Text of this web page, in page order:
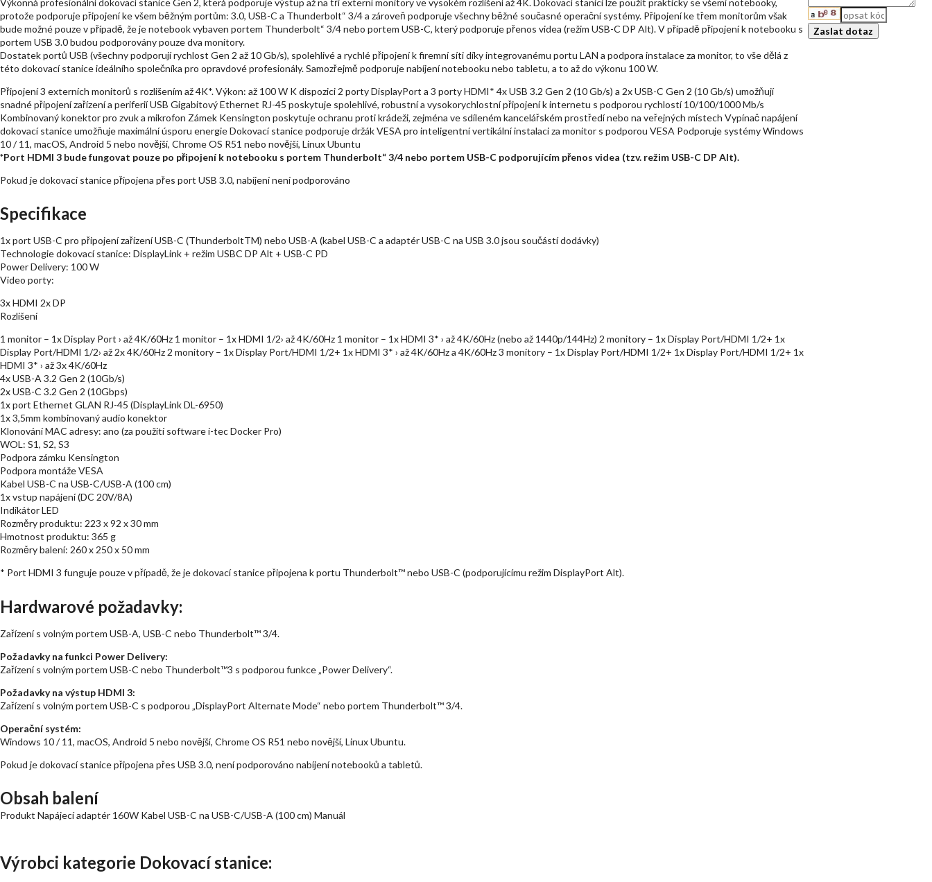
protože podporuje připojení ke všem běžným portům: 3.0, USB-C a Thunderbolt“ 3/4 a zároveň podporuje všechny běžné současné operační systémy. Připojení ke třem monitorům však
bude možné pouze v případě, že je notebook vybaven portem Thunderbolt“ 3/4 nebo portem USB-C, který podporuje přenos videa (režim USB-C DP Alt). V případě připojení k notebooku s
portem USB 3.0 budou podporovány pouze dva monitory.
Dostatek portů USB (všechny podporují rychlost Gen 2 až 10 Gb/s), spolehlivé a rychlé připojení k firemní síti díky integrovanému portu LAN a podpora instalace za monitor, to vše dělá z
této dokovací stanice ideálního společníka pro opravdové profesionály. Samozřejmě podporuje nabíjení notebooku nebo tabletu, a to až do výkonu 100 W.
Připojení 3 externích monitorů s rozlišením až 4K*. Výkon: až 100 W K dispozici 2 porty DisplayPort a 3 porty HDMI* 4x USB 3.2 Gen 2 (10 Gb/s) a 2x USB-C Gen 2 (10 Gb/s) umožňují
snadné připojení zařízení a periferií USB Gigabitový Ethernet RJ-45 poskytuje spolehlivé, robustní a vysokorychlostní připojení k internetu s podporou rychlostí 10/100/1000 Mb/s
Kombinovaný konektor pro zvuk a mikrofon Zámek Kensington poskytuje ochranu proti krádeži, zejména ve sdíleném kancelářském prostředí nebo na veřejných místech Vypínač napájení
dokovací stanice umožňuje maximální úsporu energie Dokovací stanice podporuje držák VESA pro inteligentní vertikální instalaci za monitor s podporou VESA Podporuje systémy Windows
10 / 11, macOS, Android 5 nebo novější, Chrome OS R51 nebo novější, Linux Ubuntu
*Port HDMI 3 bude fungovat pouze po připojení k notebooku s portem Thunderbolt“ 3/4 nebo portem USB-C podporujícím přenos videa (tzv. režim USB-C DP Alt).
Pokud je dokovací stanice připojena přes port USB 3.0, nabíjení není podporováno
Specifikace
1x port USB-C pro připojení zařízení USB-C (ThunderboltTM) nebo USB-A (kabel USB-C a adaptér USB-C na USB 3.0 jsou součástí dodávky)
Technologie dokovací stanice: DisplayLink + režim USBC DP Alt + USB-C PD
Power Delivery: 100 W
Video porty:
3x HDMI 2x DP
Rozlišení
1 monitor – 1x Display Port › až 4K/60Hz 1 monitor – 1x HDMI 1/2› až 4K/60Hz 1 monitor – 1x HDMI 3* › až 4K/60Hz (nebo až 1440p/144Hz) 2 monitory – 1x Display Port/HDMI 1/2+ 1x
Display Port/HDMI 1/2› až 2x 4K/60Hz 2 monitory – 1x Display Port/HDMI 1/2+ 1x HDMI 3* › až 4K/60Hz a 4K/60Hz 3 monitory – 1x Display Port/HDMI 1/2+ 1x Display Port/HDMI 1/2+ 1x
HDMI 3* › až 3x 4K/60Hz
4x USB-A 3.2 Gen 2 (10Gb/s)
2x USB-C 3.2 Gen 2 (10Gbps)
1x port Ethernet GLAN RJ-45 (DisplayLink DL-6950)
1x 3,5mm kombinovaný audio konektor
Klonování MAC adresy: ano (za použití software i-tec Docker Pro)
WOL: S1, S2, S3
Podpora zámku Kensington
Podpora montáže VESA
Kabel USB-C na USB-C/USB-A (100 cm)
1x vstup napájení (DC 20V/8A)
Indikátor LED
Rozměry produktu: 223 x 92 x 30 mm
Hmotnost produktu: 365 g
Rozměry balení: 260 x 250 x 50 mm
* Port HDMI 3 funguje pouze v případě, že je dokovací stanice připojena k portu Thunderbolt™ nebo USB-C (podporujícímu režim DisplayPort Alt).
Hardwarové požadavky:
Zařízení s volným portem USB-A, USB-C nebo Thunderbolt™ 3/4.
Požadavky na funkci Power Delivery:
Zařízení s volným portem USB-C nebo Thunderbolt™3 s podporou funkce „Power Delivery“.
Požadavky na výstup HDMI 3:
Zařízení s volným portem USB-C s podporou „DisplayPort Alternate Mode“ nebo portem Thunderbolt™ 3/4.
Operační systém:
Windows 10 / 11, macOS, Android 5 nebo novější, Chrome OS R51 nebo novější, Linux Ubuntu.
Pokud je dokovací stanice připojena přes USB 3.0, není podporováno nabíjení notebooků a tabletů.
Obsah balení
Produkt Napájecí adaptér 160W Kabel USB-C na USB-C/USB-A (100 cm) Manuál
Výrobci kategorie Dokovací stanice: